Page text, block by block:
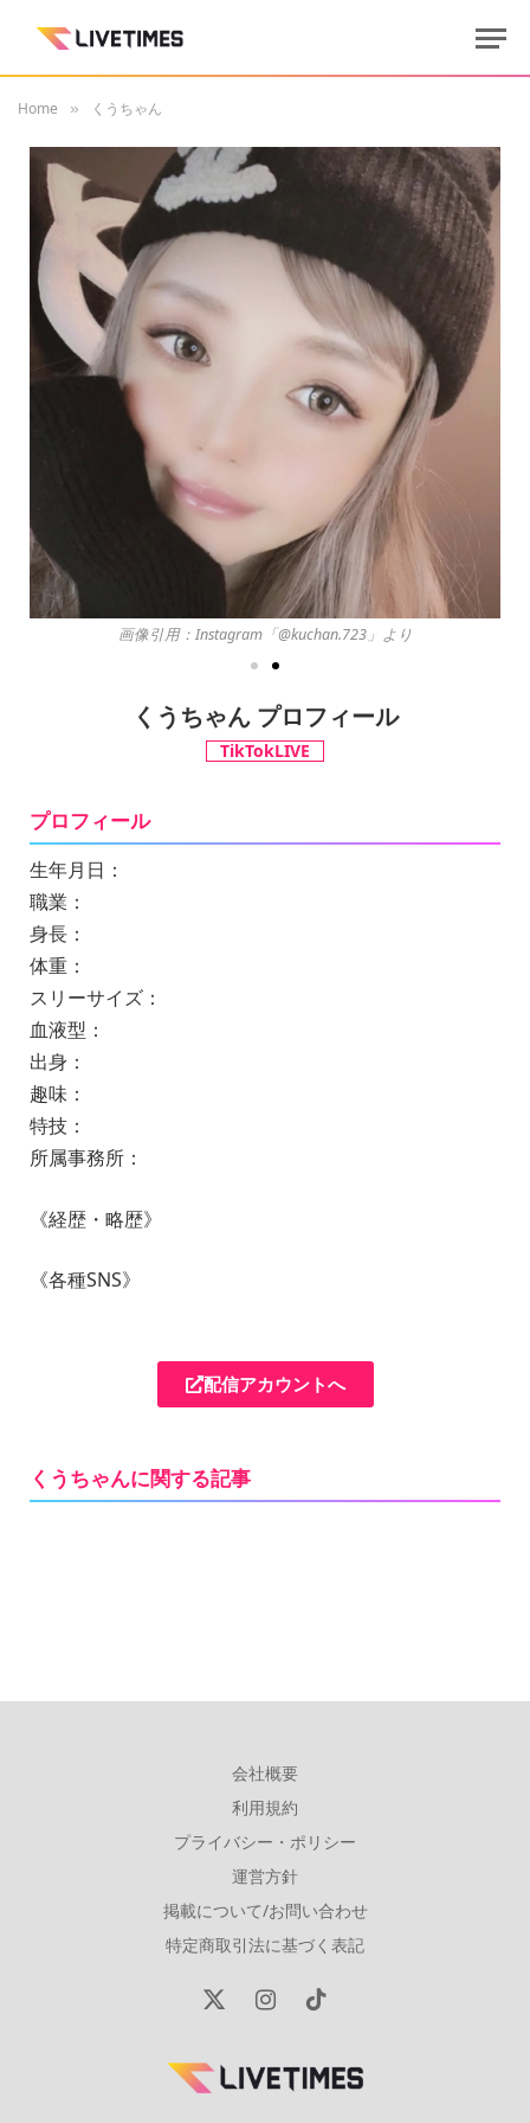
Home » くうちゃん
画像引用：Instagram「@kuchan.723」より
くうちゃん プロフィール
TikTokLIVE
プロフィール
生年月日：
職業：
身長：
体重：
スリーサイズ：
血液型：
出身：
趣味：
特技：
所属事務所：
《経歴・略歴》
《各種SNS》
配信アカウントへ
くうちゃんに関する記事
会社概要
利用規約
プライバシー・ポリシー
運営方針
掲載について/お問い合わせ
特定商取引法に基づく表記
X
InstagramTikTok